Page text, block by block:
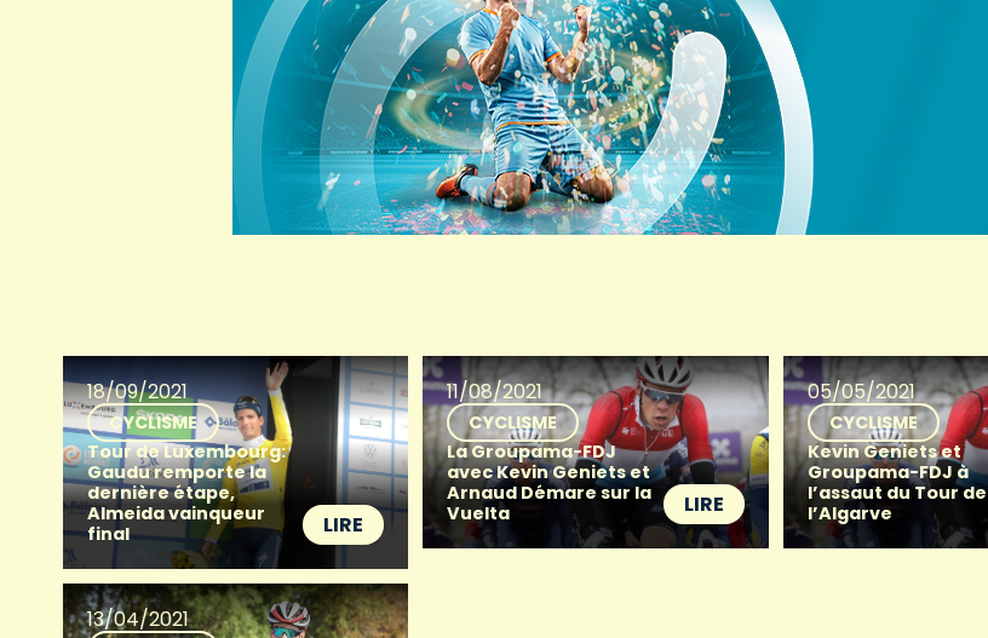
18/09/2021
CYCLISME
Tour de Luxembourg:
Gaudu remporte la
dernière étape,
Almeida vainqueur
final
LIRE
11/08/2021
CYCLISME
La Groupama-FDJ
avec Kevin Geniets et
Arnaud Démare sur la
Vuelta
LIRE
05/05/2021
CYCLISME
Kevin Geniets et
Groupama-FDJ à
l’assaut du Tour de
l’Algarve
13/04/2021